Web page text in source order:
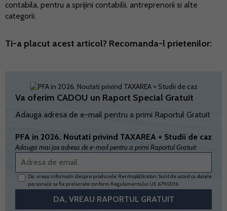
contabila, pentru a sprijini contabilii, antreprenorii si alte
categorii.
Ti-a placut acest articol? Recomanda-l prietenilor:
Va oferim CADOU un Raport Special Gratuit
Adauga adresa de e-mail pentru a primi Raportul Gratuit
PFA in 2026. Noutati privind TAXAREA + Studii de caz
Adauga mai jos adresa de e-mail pentru a primi Raportul Gratuit
Da, vreau informatii despre produsele Rentrop&Straton. Sunt de acord ca datele
personale sa fie prelucrate conform Regulamentului UE 679/2016